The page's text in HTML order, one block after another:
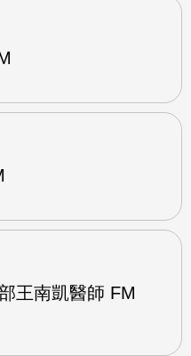
王南凱醫師 FM